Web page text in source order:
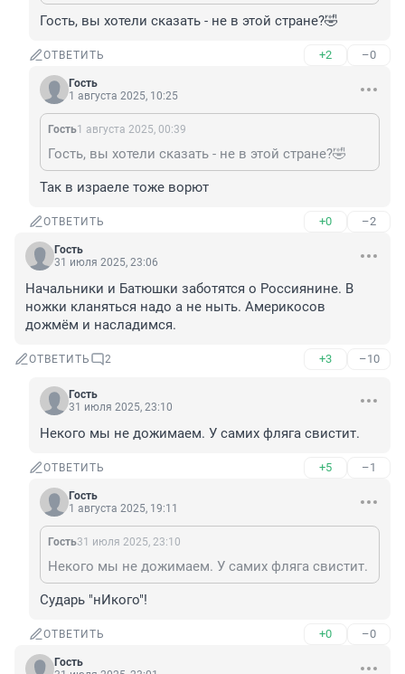
Гость, вы хотели сказать - не в этой стране?🤣
ОТВЕТИТЬ +2 –0
Гость
1 августа 2025, 10:25
Гость1 августа 2025, 00:39
Гость, вы хотели сказать - не в этой стране?🤣
Так в израеле тоже ворют
ОТВЕТИТЬ +0 –2
Гость
31 июля 2025, 23:06
Начальники и Батюшки заботятся о Россиянине. В
ножки кланяться надо а не ныть. Америкосов
дожмём и насладимся.
ОТВЕТИТЬ 2 +3 –10
Гость
31 июля 2025, 23:10
Некого мы не дожимаем. У самих фляга свистит.
ОТВЕТИТЬ +5 –1
Гость
1 августа 2025, 19:11
Гость31 июля 2025, 23:10
Некого мы не дожимаем. У самих фляга свистит.
Сударь "нИкого"!
ОТВЕТИТЬ +0 –0
Гость